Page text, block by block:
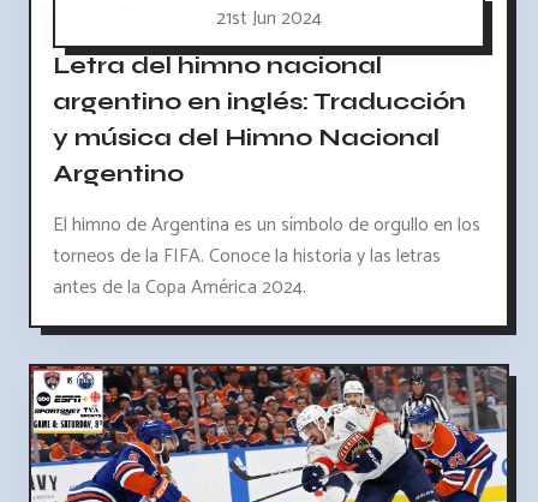
21st Jun 2024
Letra del himno nacional
argentino en inglés: Traducción
y música del Himno Nacional
Argentino
El himno de Argentina es un símbolo de orgullo en los
torneos de la FIFA. Conoce la historia y las letras
antes de la Copa América 2024.